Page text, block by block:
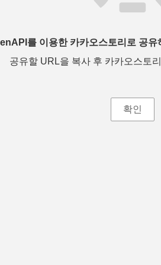
를 이용한 카카오스토리로 공
공유할 URL을 복사 후 카카오스토
확인